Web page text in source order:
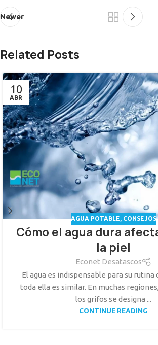
Newer
Related Posts
10
ABR
AGUA POTABLE, CONSEJOS
Cómo el agua dura
la piel
Econet Desatascos
El agua es indispensable para su rutina
toda ella es similar. En muchas
los grifos se designa ...
CONTINUE READING